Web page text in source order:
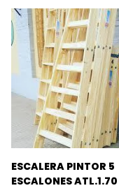
ESCALERA PINTOR 5
ESCALONES